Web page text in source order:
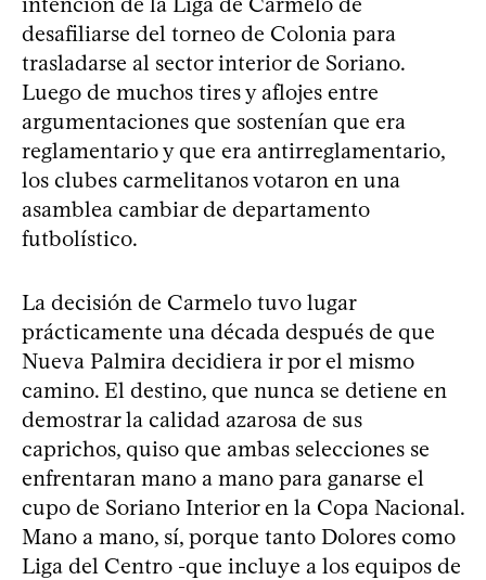
desafiliarse del torneo de Colonia para
trasladarse al sector interior de Soriano.
Luego de muchos tires y aflojes entre
argumentaciones que sostenían que era
reglamentario y que era antirreglamentario,
los clubes carmelitanos votaron en una
asamblea cambiar de departamento
futbolístico.
La decisión de Carmelo tuvo lugar
prácticamente una década después de que
Nueva Palmira decidiera ir por el mismo
camino. El destino, que nunca se detiene en
demostrar la calidad azarosa de sus
caprichos, quiso que ambas selecciones se
enfrentaran mano a mano para ganarse el
cupo de Soriano Interior en la Copa Nacional.
Mano a mano, sí, porque tanto Dolores como
Liga del Centro -que incluye a los equipos de